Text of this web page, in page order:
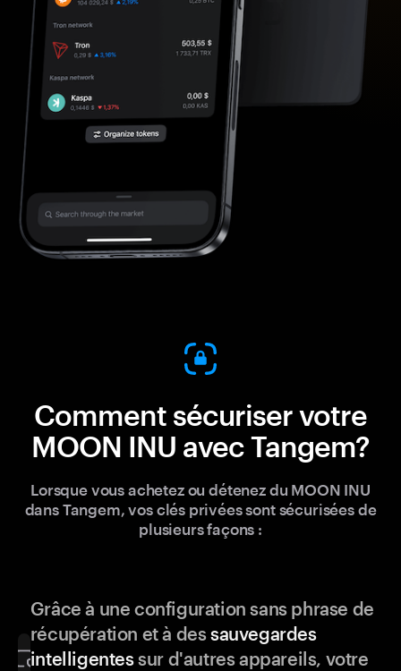
Comment sécuriser votre
MOON INU avec Tangem?
Lorsque vous achetez ou détenez du MOON INU
dans Tangem, vos clés privées sont sécurisées de
plusieurs façons :
Grâce à une configuration sans phrase de
récupération et à dessauvegardes
intelligentessur d'autres appareils, votre